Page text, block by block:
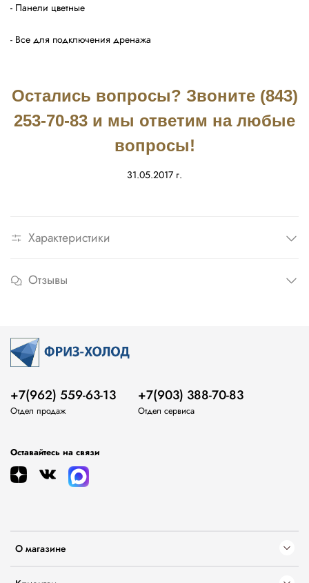
- Панели цветные
- Все для подключения дренажа
Остались вопросы? Звоните (843)
253-70-83 и мы ответим на любые
вопросы!
31.05.2017 г.
Характеристики
Отзывы
О магазине
+7(962) 559-63-13
Отдел продаж
+7(903) 388-70-83
Отдел сервиса
Оставайтесь на связи